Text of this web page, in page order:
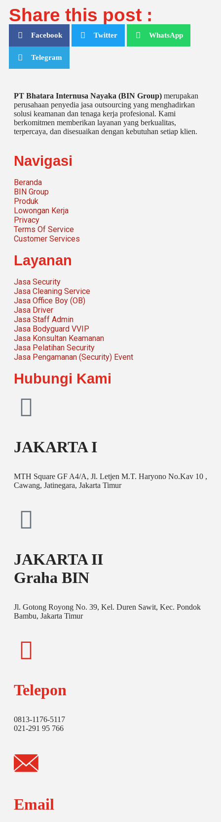
Share this post :
Facebook Twitter WhatsApp
Telegram
PT Bhatara Internusa Nayaka (BIN Group) merupakan
perusahaan penyedia jasa outsourcing yang menghadirkan
solusi keamanan dan tenaga kerja profesional. Kami
berkomitmen memberikan layanan yang berkualitas,
terpercaya, dan disesuaikan dengan kebutuhan setiap klien.
Navigasi
Beranda
BIN Group
Produk
Lowongan Kerja
Privacy
Terms Of Service
Customer Services
Layanan
Jasa Security
Jasa Cleaning Service
Jasa Office Boy (OB)
Jasa Driver
Jasa Staff Admin
Jasa Bodyguard VVIP
Jasa Konsultan Keamanan
Jasa Pelatihan Security
Jasa Pengamanan (Security) Event
Hubungi Kami
JAKARTA I
MTH Square GF A4/A, Jl. Letjen M.T. Haryono No.Kav 10 ,
Cawang, Jatinegara, Jakarta Timur
JAKARTA II
Graha BIN
Jl. Gotong Royong No. 39, Kel. Duren Sawit, Kec. Pondok
Bambu, Jakarta Timur
Telepon
0813-1176-5117
021-291 95 766
Email